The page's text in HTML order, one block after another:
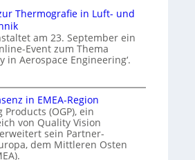
D
r
u
c
k
r
k
e
n
Thermografie in Luft- und
am 23. September ein
Event zum Thema
in Aerospace Engineering‘.
in EMEA-Region
Products (OGP), ein
von Quality Vision
sein Partner-
dem Mittleren Osten